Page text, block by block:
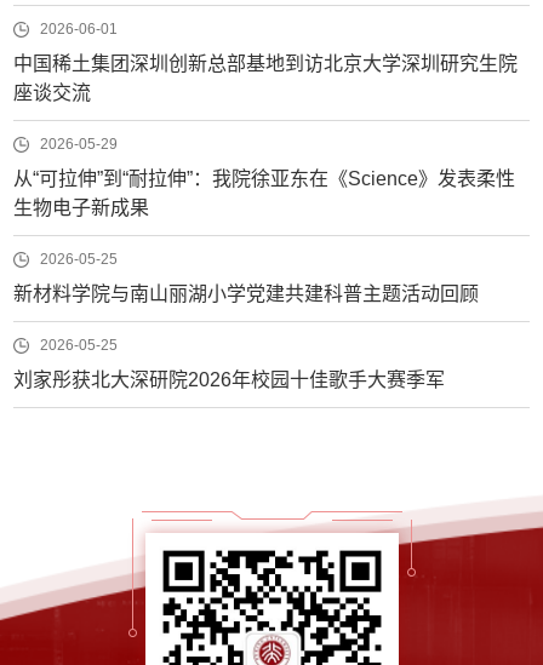
2026-06-01
中国稀土集团深圳创新总部基地到访北京大学深圳研究生院
座谈交流
2026-05-29
从“可拉伸”到“耐拉伸”：我院徐亚东在《Science》发表柔性
生物电子新成果
2026-05-25
新材料学院与南山丽湖小学党建共建科普主题活动回顾
2026-05-25
刘家彤获北大深研院2026年校园十佳歌手大赛季军